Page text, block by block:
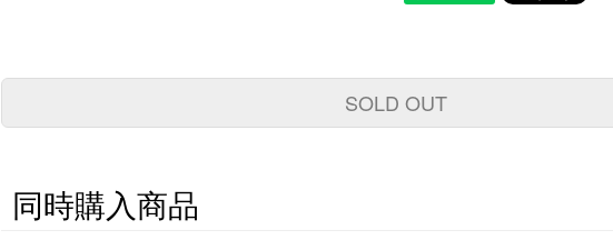
SOLD OUT
同時購入商品